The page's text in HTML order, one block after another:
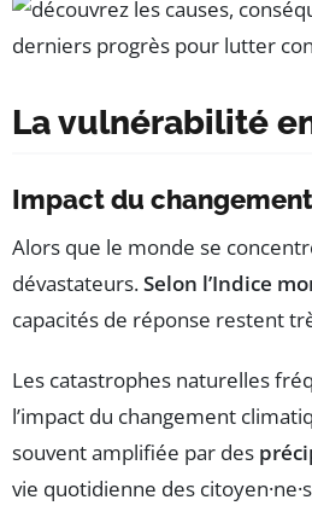
La vulnérabilité
Impact du
Alors que le monde se
dévastateurs.Selon l’Indice
capacités de réponse restent
Les catastrophes naturelles
l’impact du changement
souvent amplifiée par des
vie quotidienne des